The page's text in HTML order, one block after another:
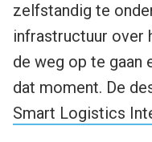
zelfstandig te
infrastructuur over
de weg op te gaan
dat moment. De
Smart Logistics